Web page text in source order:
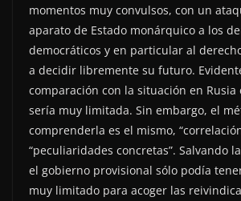
momentos muy convulsos, con un
aparato de Estado monárquico a los
democráticos y en particular al
a decidir libremente su futuro.
comparación con la situación en Rusia
sería muy limitada. Sin embargo, el
comprenderla es el mismo,
“peculiaridades concretas”. Salvando
el gobierno provisional sólo podía
muy limitado para acoger las